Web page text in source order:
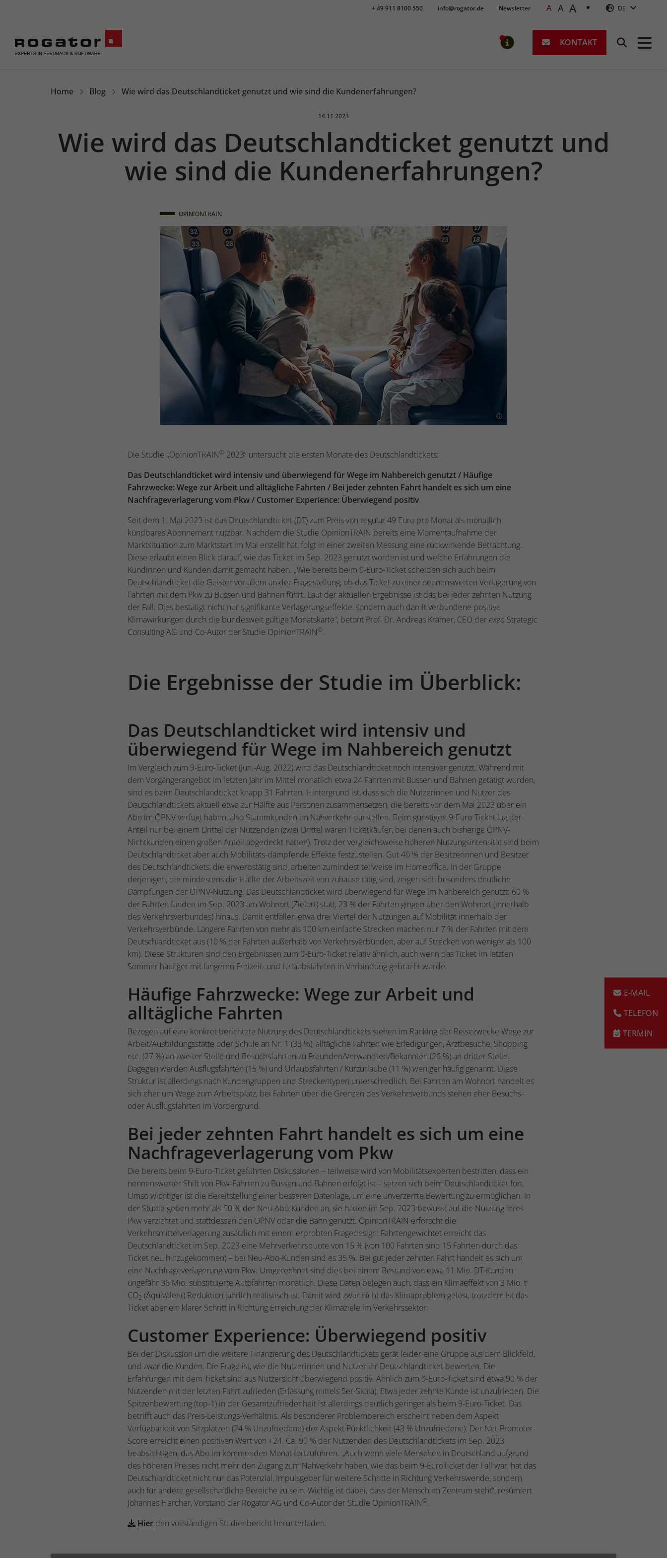
+ 49 911 8100 550 info@rogator.de Newsletter A A A DE
MELDUNGEN
KONTAKT Suchen
Home Blog Wie wird das Deutschlandticket genutzt und wie sind die Kundenerfahrungen?
Veröffentlicht am:
14.11.2023
Wie wird das Deutschlandticket genutzt und
wie sind die Kundenerfahrungen?
OPINIONTRAIN
Die Studie „OpinionTRAIN© 2023“ untersucht die ersten Monate des Deutschlandtickets:
Das Deutschlandticket wird intensiv und überwiegend für Wege im Nahbereich genutzt / Häufige
Fahrzwecke: Wege zur Arbeit und alltägliche Fahrten / Bei jeder zehnten Fahrt handelt es sich um eine
Nachfrageverlagerung vom Pkw / Customer Experience: Überwiegend positiv
Seit dem 1. Mai 2023 ist das Deutschlandticket (DT) zum Preis von regulär 49 Euro pro Monat als monatlich
kündbares Abonnement nutzbar. Nachdem die Studie OpinionTRAIN bereits eine Momentaufnahme der
Marktsituation zum Marktstart im Mai erstellt hat, folgt in einer zweiten Messung eine rückwirkende Betrachtung.
Diese erlaubt einen Blick darauf, wie das Ticket im Sep. 2023 genutzt worden ist und welche Erfahrungen die
Kundinnen und Kunden damit gemacht haben. „Wie bereits beim 9-Euro-Ticket scheiden sich auch beim
Deutschlandticket die Geister vor allem an der Fragestellung, ob das Ticket zu einer nennenswerten Verlagerung von
Fahrten mit dem Pkw zu Bussen und Bahnen führt. Laut der aktuellen Ergebnisse ist das bei jeder zehnten Nutzung
der Fall. Dies bestätigt nicht nur signifikante Verlagerungseffekte, sondern auch damit verbundene positive
Klimawirkungen durch die bundesweit gültige Monatskarte“, betont Prof. Dr. Andreas Krämer, CEO der exeo Strategic
Consulting AG und Co-Autor der Studie OpinionTRAIN©.
Die Ergebnisse der Studie im Überblick:
Das Deutschlandticket wird intensiv und
überwiegend für Wege im Nahbereich genutzt
Im Vergleich zum 9-Euro-Ticket (Jun.-Aug. 2022) wird das Deutschlandticket noch intensiver genutzt. Während mit
dem Vorgängerangebot im letzten Jahr im Mittel monatlich etwa 24 Fahrten mit Bussen und Bahnen getätigt wurden,
sind es beim Deutschlandticket knapp 31 Fahrten. Hintergrund ist, dass sich die Nutzerinnen und Nutzer des
Deutschlandtickets aktuell etwa zur Hälfte aus Personen zusammensetzen, die bereits vor dem Mai 2023 über ein
Abo im ÖPNV verfügt haben, also Stammkunden im Nahverkehr darstellen. Beim günstigen 9-Euro-Ticket lag der
Anteil nur bei einem Drittel der Nutzenden (zwei Drittel waren Ticketkäufer, bei denen auch bisherige ÖPNV-
Nichtkunden einen großen Anteil abgedeckt hatten). Trotz der vergleichsweise höheren Nutzungsintensität sind beim
Deutschlandticket aber auch Mobilitäts-dämpfende Effekte festzustellen. Gut 40 % der Besitzerinnen und Besitzer
des Deutschlandtickets, die erwerbstätig sind, arbeiten zumindest teilweise im Homeoffice. In der Gruppe
derjenigen, die mindestens die Hälfte der Arbeitszeit von zuhause tätig sind, zeigen sich besonders deutliche
Dämpfungen der ÖPNV-Nutzung. Das Deutschlandticket wird überwiegend für Wege im Nahbereich genutzt: 60 %
der Fahrten fanden im Sep. 2023 am Wohnort (Zielort) statt, 23 % der Fahrten gingen über den Wohnort (innerhalb
des Verkehrsverbundes) hinaus. Damit entfallen etwa drei Viertel der Nutzungen auf Mobilität innerhalb der
Verkehrsverbünde. Längere Fahrten von mehr als 100 km einfache Strecken machen nur 7 % der Fahrten mit dem
Deutschlandticket aus (10 % der Fahrten außerhalb von Verkehrsverbünden, aber auf Strecken von weniger als 100
km). Diese Strukturen sind den Ergebnissen zum 9-Euro-Ticket relativ ähnlich, auch wenn das Ticket im letzten
Sommer häufiger mit längeren Freizeit- und Urlaubsfahrten in Verbindung gebracht wurde.
Häufige Fahrzwecke: Wege zur Arbeit und
alltägliche Fahrten
Bezogen auf eine konkret berichtete Nutzung des Deutschlandtickets stehen im Ranking der Reisezwecke Wege zur
Arbeit/Ausbildungsstätte oder Schule an Nr. 1 (33 %), alltägliche Fahrten wie Erledigungen, Arztbesuche, Shopping
etc. (27 %) an zweiter Stelle und Besuchsfahrten zu Freunden/Verwandten/Bekannten (26 %) an dritter Stelle.
Dagegen werden Ausflugsfahrten (15 %) und Urlaubsfahrten / Kurzurlaube (11 %) weniger häufig genannt. Diese
Struktur ist allerdings nach Kundengruppen und Streckentypen unterschiedlich. Bei Fahrten am Wohnort handelt es
sich eher um Wege zum Arbeitsplatz, bei Fahrten über die Grenzen des Verkehrsverbunds stehen eher Besuchs-
oder Ausflugsfahrten im Vordergrund.
Bei jeder zehnten Fahrt handelt es sich um eine
Nachfrageverlagerung vom Pkw
Die bereits beim 9-Euro-Ticket geführten Diskussionen – teilweise wird von Mobilitätsexperten bestritten, dass ein
nennenswerter Shift von Pkw-Fahrten zu Bussen und Bahnen erfolgt ist – setzen sich beim Deutschlandticket fort.
Umso wichtiger ist die Bereitstellung einer besseren Datenlage, um eine unverzerrte Bewertung zu ermöglichen. In
der Studie geben mehr als 50 % der Neu-Abo-Kunden an, sie hätten im Sep. 2023 bewusst auf die Nutzung ihres
Pkw verzichtet und stattdessen den ÖPNV oder die Bahn genutzt. OpinionTRAIN erforscht die
Verkehrsmittelverlagerung zusätzlich mit einem erprobten Fragedesign: Fahrtengewichtet erreicht das
Deutschlandticket im Sep. 2023 eine Mehrverkehrsquote von 15 % (von 100 Fahrten sind 15 Fahrten durch das
Ticket neu hinzugekommen) – bei Neu-Abo-Kunden sind es 35 %. Bei gut jeder zehnten Fahrt handelt es sich um
eine Nachfrageverlagerung vom Pkw. Umgerechnet sind dies bei einem Bestand von etwa 11 Mio. DT-Kunden
ungefähr 36 Mio. substituierte Autofahrten monatlich. Diese Daten belegen auch, dass ein Klimaeffekt von 3 Mio. t
CO2 (Äquivalent) Reduktion jährlich realistisch ist. Damit wird zwar nicht das Klimaproblem gelöst, trotzdem ist das
Ticket aber ein klarer Schritt in Richtung Erreichung der Klimaziele im Verkehrssektor.
Customer Experience: Überwiegend positiv
Bei der Diskussion um die weitere Finanzierung des Deutschlandtickets gerät leider eine Gruppe aus dem Blickfeld,
und zwar die Kunden. Die Frage ist, wie die Nutzerinnen und Nutzer ihr Deutschlandticket bewerten. Die
Erfahrungen mit dem Ticket sind aus Nutzersicht überwiegend positiv. Ähnlich zum 9-Euro-Ticket sind etwa 90 % der
Nutzenden mit der letzten Fahrt zufrieden (Erfassung mittels 5er-Skala). Etwa jeder zehnte Kunde ist unzufrieden. Die
Spitzenbewertung (top-1) in der Gesamtzufriedenheit ist allerdings deutlich geringer als beim 9-Euro-Ticket. Das
betrifft auch das Preis-Leistungs-Verhältnis. Als besonderer Problembereich erscheint neben dem Aspekt
Verfügbarkeit von Sitzplätzen (24 % Unzufriedene) der Aspekt Pünktlichkeit (43 % Unzufriedene). Der Net-Promoter-
Score erreicht einen positiven Wert von +24. Ca. 90 % der Nutzenden des Deutschlandtickets im Sep. 2023
beabsichtigen, das Abo im kommenden Monat fortzuführen. „Auch wenn viele Menschen in Deutschland aufgrund
des höheren Preises nicht mehr den Zugang zum Nahverkehr haben, wie das beim 9-EuroTicket der Fall war, hat das
Deutschlandticket nicht nur das Potenzial, Impulsgeber für weitere Schritte in Richtung Verkehrswende, sondern
auch für andere gesellschaftliche Bereiche zu sein. Wichtig ist dabei, dass der Mensch im Zentrum steht“, resümiert
Johannes Hercher, Vorstand der Rogator AG und Co-Autor der Studie OpinionTRAIN©.
Hier den vollständigen Studienbericht herunterladen.